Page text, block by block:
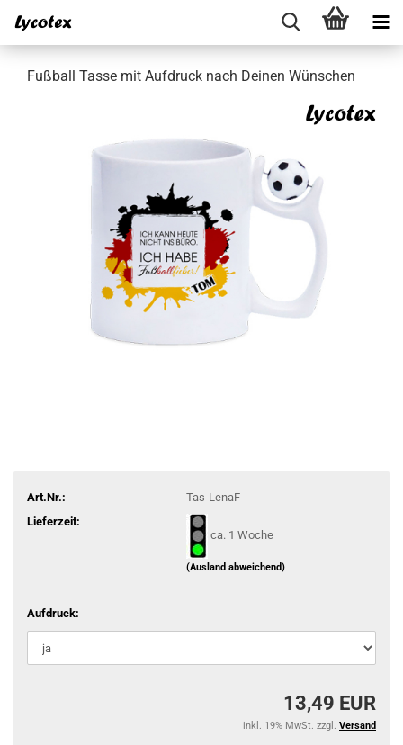
Fußball Tasse mit Aufdruck nach Deinen Wünschen
Art.Nr.:
Tas-LenaF
Lieferzeit:
ca. 1 Woche
(Ausland abweichend)
Aufdruck:
13,49 EUR
inkl. 19% MwSt. zzgl. Versand